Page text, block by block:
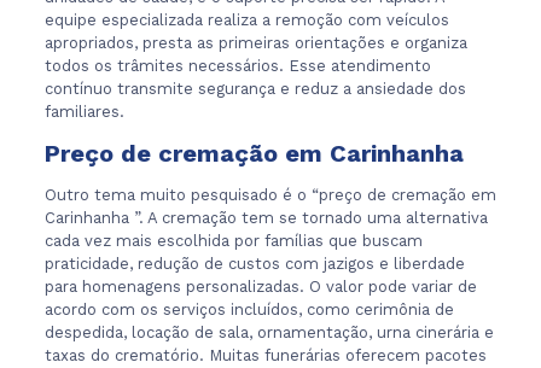
equipe especializada realiza a remoção com veículos
apropriados, presta as primeiras orientações e organiza
todos os trâmites necessários. Esse atendimento
contínuo transmite segurança e reduz a ansiedade dos
familiares.
Preço de cremação em Carinhanha
Outro tema muito pesquisado é o “preço de cremação em
Carinhanha ”. A cremação tem se tornado uma alternativa
cada vez mais escolhida por famílias que buscam
praticidade, redução de custos com jazigos e liberdade
para homenagens personalizadas. O valor pode variar de
acordo com os serviços incluídos, como cerimônia de
despedida, locação de sala, ornamentação, urna cinerária e
taxas do crematório. Muitas funerárias oferecem pacotes